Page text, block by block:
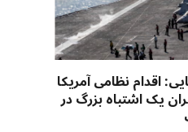
اقدام نظامی آمریکا
یک اشتباه بزرگ در